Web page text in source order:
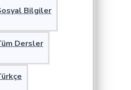
Bilgiler
Dersler